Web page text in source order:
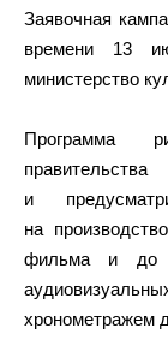
Заявочная
времени 13
министерство
Программа
и
на
фильма и до
хронометражем